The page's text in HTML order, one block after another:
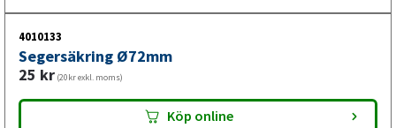
4010133
Segersäkring Ø72mm
25 kr (20kr exkl. moms)
Köp online